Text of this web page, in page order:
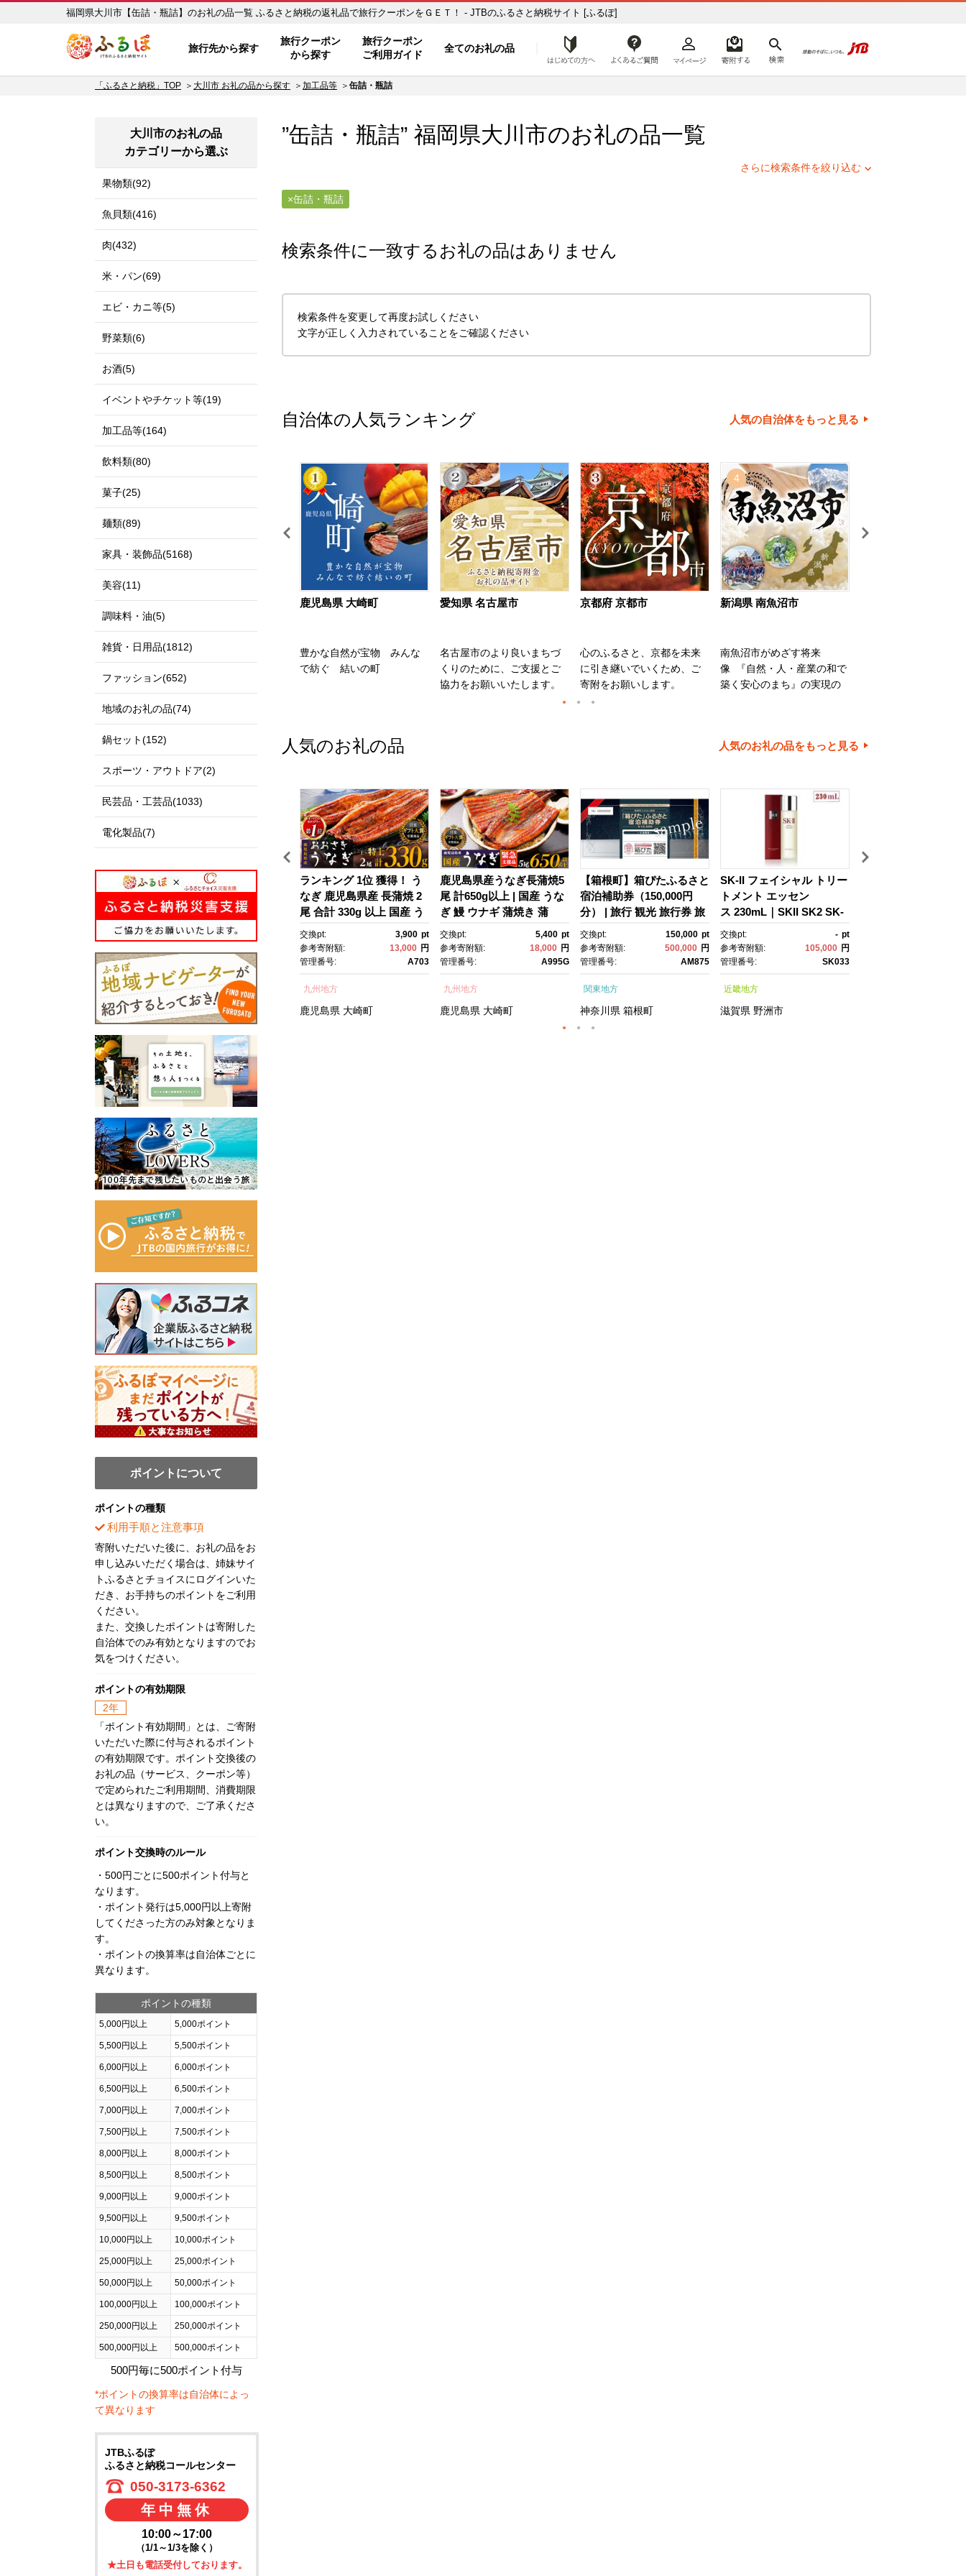
福岡県大川市【缶詰・瓶詰】のお礼の品一覧 ふるさと納税の返礼品で旅行クーポンをＧＥＴ！ - JTBのふるさと納税サイト [ふるぽ]
旅行先から探す
旅行クーポン
から探す
旅行クーポン
ご利用ガイド
全てのお礼の品 はじめての方へ
「ふるさと納税」TOP 大川市 お礼の品から探す 加工品等 缶詰・瓶詰
”缶詰・瓶詰” 福岡県大川市のお礼の品一覧
さらに検索条件を絞り込む
缶詰・瓶詰
検索条件に一致するお礼の品はありません
検索条件を変更して再度お試しください
文字が正しく入力されていることをご確認ください
自治体の人気ランキング 人気の自治体をもっと見る
私たちのまち北栄町は、鳥
口約14,000人の町です。
松の景色が美しい北条砂丘
を望む黒ぼく地帯の丘陵地
この豊かな自然環境を生か
きょう、長芋などさまざま
また、漫画「名探偵コナ
ン」の作者である青山剛昌
氏の出身地であり、駅構内
に「名探偵コナン」の装飾
が施されたコナン駅（JR由
良駅）や青山氏の思い出の
所蔵物や作品が展示された
青山剛昌ふるさと館をはじ
め、駅から青山剛昌ふるさ
と館までの約1.4kmを「コナ
クターのブロンズ像やカラ
ーオブジェが点在するなど
「名探偵コナンに会えるま
ち」づくりを進めていま
町を応援していただけるみ
なさまと一緒に持続可能な
まちづくりを進めていきま
みなさまの応援をよろしく
12
島根県 出雲市
出雲市は、「神話の國出
とともに、出雲大社、荒神
歴史・文化遺産と、日本
豊かな自然に恵まれた地域
「元気な出雲、活力のある
出雲、笑顔の絶えない出
雲」をモットーに、全国に
出雲市では、出雲市の発展
を願う郷土出身の方々や、
出雲市に心を寄せていただ
く全国のみなさまから、広
く寄附を募っています。
いただいたご寄附は「日本
の心のふるさと出雲応援基
金」に積み立て、次年度以
降に、指定された使途に基
づき、出雲の観光や産業、
い分野の事業に活用させて
いただきます。
このふるさと寄附をきっか
けに、全国のみなさまとた
願っています。ぜひ、この
機会に出雲市への温かいご
支援をよろしくお願いいた
します。
鹿児島県 大崎町
豊かな自然が宝物 みんな
で紡ぐ 結いの町
愛知県 名古屋市
名古屋市のより良いまちづ
くりのために、ご支援とご
協力をお願いいたします。
京都府 京都市
心のふるさと、京都を未来
に引き継いでいくため、ご
寄附をお願いします。
4
新潟県 南魚沼市
南魚沼市がめざす将来
像 『自然・人・産業の和で
築く安心のまち』の実現の
す。
人気のお礼の品 人気のお礼の品をもっと見る
【先行予約】梨 新甘泉
（しんかんせん）
5kg（JA）※2026年8月中
旬～9月上旬頃に順次発送
予定【梨 なし ナシ 新甘
泉 フルーツ 果物 鳥取
県 北栄町 おすすめ 人気】
- pt
AT003
【シックスセンシズ 京
都】ホテル宿泊ギフト券5
万円分×6枚セット(ホテル
の宿泊、レストラン等で使
用可)［ 京都 東山 源氏物
語の世界観 庭園 隠れ家 ホ
テル 宿泊 ギフト券 割引
券 割引 チケット 宿泊
券 人気 おすすめ ホテ
ル 宿泊 旅行 観光 グル
メ ふるさと納税 ］
交換pt:
近畿地方
京都府 京都市
ランキング 1位 獲得！ う
なぎ 鹿児島県産 長蒲焼 2
尾 合計 330g 以上 国産 う
なぎ 鰻 ウナギ 蒲焼き 蒲
焼 かばやき 魚 魚介 魚
貝 海鮮 うな重 ひつまぶ
気 おすすめ 鹿児島県 大崎
町 大隅半島 A703
交換pt: 3,900 pt
参考寄附額:
13,000 円
管理番号:
A703
九州地方
鹿児島県 大崎町
鹿児島県産うなぎ長蒲焼5
尾 計650g以上 | 国産 うな
ぎ 鰻 ウナギ 蒲焼き 蒲
焼 かばやき unagi うなぎ
蒲焼 土用丑の日 土用の丑
の日 丑の日 魚 魚介 魚
り ギフト 人気 おすす
め 鹿児島県 大崎町 大隅半
交換pt: 5,400 pt
参考寄附額:
18,000 円
管理番号:
A995G
九州地方
鹿児島県 大崎町
【箱根町】箱ぴたふるさと
宿泊補助券（150,000円
分） | 旅行 観光 旅行券 旅
行クーポン クーポン 箱根
町ふるさと納税 神奈川県
ふるさと納税 神奈川県 箱
交換pt: 150,000 pt
参考寄附額:
500,000 円
管理番号:
AM875
関東地方
神奈川県 箱根町
SK-II フェイシャル トリー
トメント エッセン
ス 230mL｜SKII SK2 SK-
2 SK エスケーツー エスケ
ーツ エスケｰ ピテラ スキ
ンケア 化粧品 ｺｽﾒ フェイ
センス フェイシャルトリ
ートメント トリートメン
交換pt: - pt
参考寄附額:
105,000 円
管理番号:
SK033
近畿地方
滋賀県 野洲市
大川市のお礼の品
カテゴリーから選ぶ
果物類(92)
魚貝類(416)
肉(432)
米・パン(69)
エビ・カニ等(5)
野菜類(6)
お酒(5)
イベントやチケット等(19)
加工品等(164)
飲料類(80)
菓子(25)
麺類(89)
家具・装飾品(5168)
美容(11)
調味料・油(5)
雑貨・日用品(1812)
ファッション(652)
地域のお礼の品(74)
鍋セット(152)
スポーツ・アウトドア(2)
民芸品・工芸品(1033)
電化製品(7)
ポイントについて
ポイントの種類
利用手順と注意事項
寄附いただいた後に、お礼の品をお
申し込みいただく場合は、姉妹サイ
トふるさとチョイスにログインいた
だき、お手持ちのポイントをご利用
ください。
また、交換したポイントは寄附した
自治体でのみ有効となりますのでお
気をつけください。
ポイントの有効期限
2年
「ポイント有効期間」とは、ご寄附
いただいた際に付与されるポイント
の有効期限です。ポイント交換後の
お礼の品（サービス、クーポン等）
で定められたご利用期間、消費期限
とは異なりますので、ご了承くださ
い。
ポイント交換時のルール
・500円ごとに500ポイント付与と
なります。
・ポイント発行は5,000円以上寄附
してくださった方のみ対象となりま
す。
・ポイントの換算率は自治体ごとに
異なります。
ポイントの種類
5,000円以上 5,000ポイント
5,500円以上 5,500ポイント
6,000円以上 6,000ポイント
6,500円以上 6,500ポイント
7,000円以上 7,000ポイント
7,500円以上 7,500ポイント
8,000円以上 8,000ポイント
8,500円以上 8,500ポイント
9,000円以上 9,000ポイント
9,500円以上 9,500ポイント
10,000円以上 10,000ポイント
25,000円以上 25,000ポイント
50,000円以上 50,000ポイント
100,000円以上 100,000ポイント
250,000円以上 250,000ポイント
500,000円以上 500,000ポイント
500円毎に500ポイント付与
*ポイントの換算率は自治体によっ
て異なります
JTBふるぽ
ふるさと納税コールセンター
050-3173-6362
年中無休
10:00～17:00
（1/1～1/3を除く）
★土日も電話受付しております。